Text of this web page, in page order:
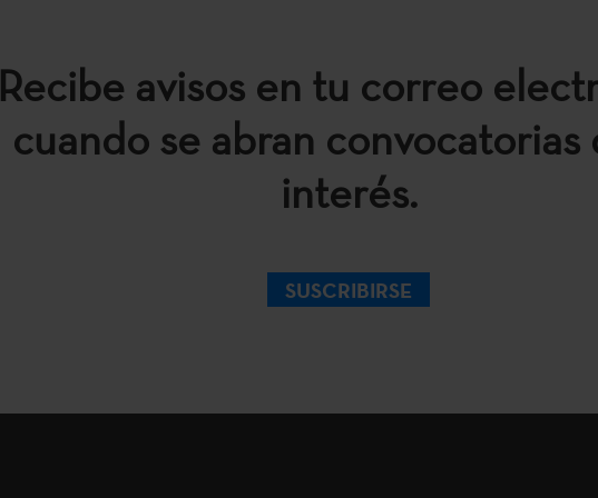
Recibe avisos en tu correo
cuando se abran convocatorias
interés.
SUSCRIBIRSE